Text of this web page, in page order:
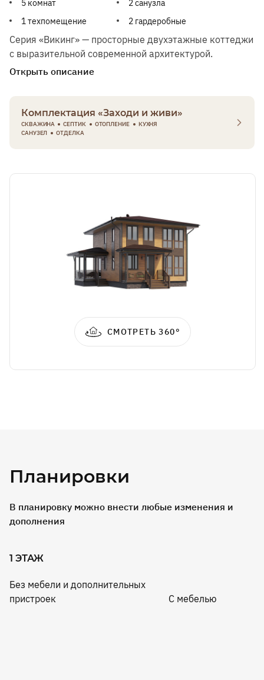
3х4 м
СМОТРЕТЬ 360°
Серия «Викинг» — просторные двухэтажные коттеджи
с выразительной современной архитектурой.
Открыть описание
5 комнат
2 санузла
1 техпомещение
2 гардеробные
Комплектация «Заходи и живи»
СКВАЖИНА СЕПТИК ОТОПЛЕНИЕ
КУХНЯ
САНУЗЕЛ
ОТДЕЛКА
Планировки
В планировку можно внести любые изменения и
дополнения
1 ЭТАЖ
Без мебели и дополнительных
пристроек
С мебелью